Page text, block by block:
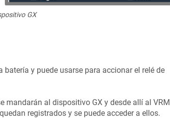
GX
y puede usarse para accionar el relé de
mandarán al dispositivo GX y desde allí al VRM
registrados y se puede acceder a ellos.